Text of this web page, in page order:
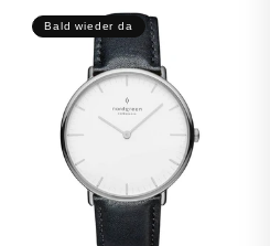
Bald wieder da